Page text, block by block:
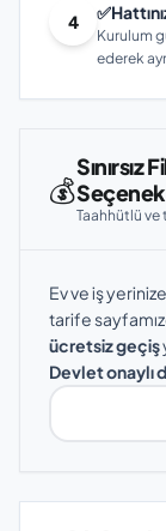
4 ✅
Kurulum
ederek
💰
Taahhütlü
Ev ve iş
tarife
ücretsiz geçiş
Devlet onaylı